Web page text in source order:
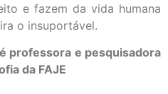
e fazem da vida humana
o insuportável.
professora e pesquisadora
da FAJE